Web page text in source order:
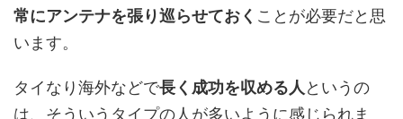
常にアンテナを張り巡らせておく ことが必要だと思
います。
タイなり海外などで長く成功を収める人 というの
は、そういうタイプの人が多いように感じられま